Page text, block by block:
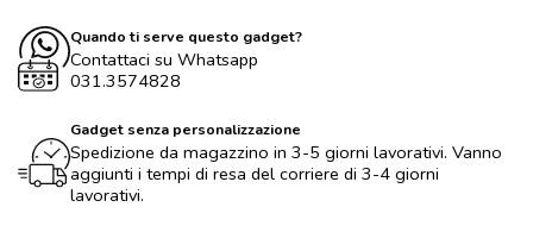
Quando ti serve questo gadget?
Contattaci su Whatsapp
031.3574828
Gadget senza personalizzazione
Spedizione da magazzino in 3-5 giorni lavorativi. Vanno
aggiunti i tempi di resa del corriere di 3-4 giorni
lavorativi.